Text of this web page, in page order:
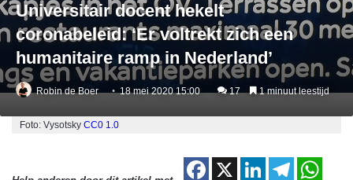
Universitair docent hekelt
coronabeleid: ‘Er voltrekt zich een
humanitaire ramp in Nederland’
Robin de Boer 18 mei 2020 15:00 17 1 minuut leestijd
Foto: Vysotsky CC0 1.0
F
X
Li T